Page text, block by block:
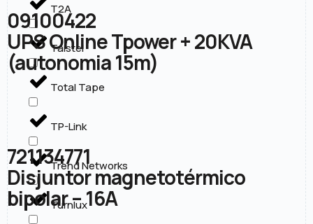
T2A
Taistel
Total Tape
TP-Link
Trend Networks
Turnlux
09100422
UPS Online Tpower + 20KVA
(autonomia 15m)
721134771
Disjuntor magnetotérmico
bipolar – 16A